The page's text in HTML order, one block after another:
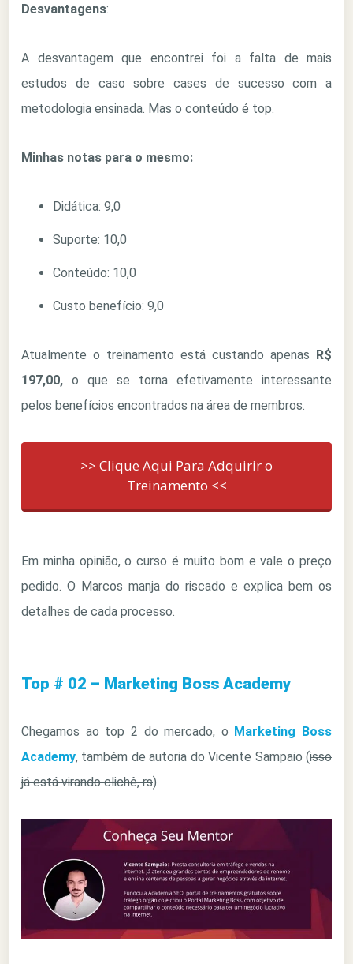
Desvantagens:
A desvantagem que encontrei foi a falta de mais
estudos de caso sobre cases de sucesso com a
metodologia ensinada. Mas o conteúdo é top.
Minhas notas para o mesmo:
Didática: 9,0
Suporte: 10,0
Conteúdo: 10,0
Custo benefício: 9,0
Atualmente o treinamento está custando apenas
R$
197,00, o que se torna efetivamente interessante
pelos benefícios encontrados na área de membros.
>> Clique Aqui Para Adquirir o
Treinamento <<
Em minha opinião, o curso é muito bom e vale o preço
pedido. O Marcos manja do riscado e explica bem os
detalhes de cada processo.
Top # 02 – Marketing Boss Academy
Chegamos ao top 2 do mercado, o Marketing Boss
Academy, também de autoria do Vicente Sampaio (isso
já está virando clichê, rs).